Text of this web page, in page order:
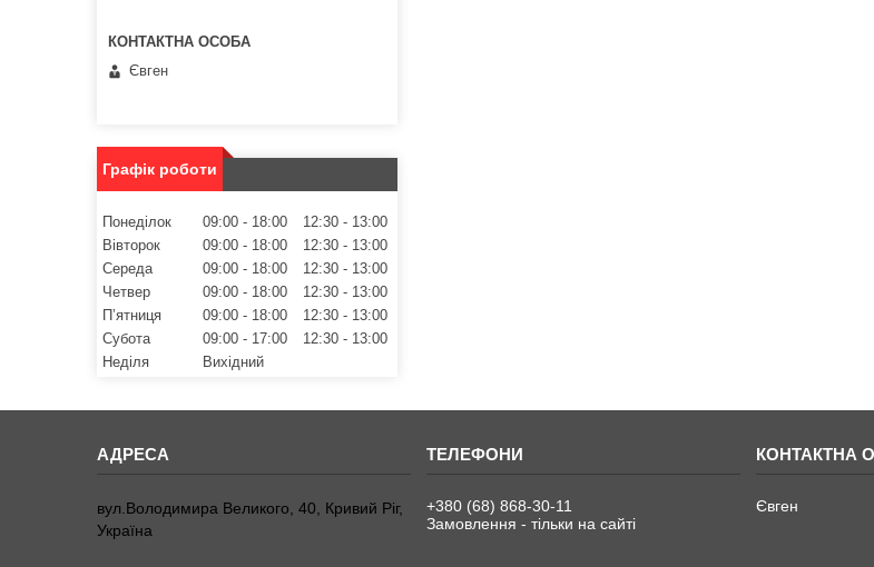
Євген
Графік роботи
Понеділок 09:00 18:00 12:30
13:00
Вівторок
09:00 18:00 12:30
13:00
Середа
09:00 18:00 12:30
13:00
Четвер
09:00 18:00 12:30
13:00
Пʼятниця
09:00 18:00 12:30
13:00
Субота
09:00 17:00 12:30
13:00
Неділя
Вихідний
вул.Володимира Великого, 40, Кривий Ріг,
Україна
+380 (68) 868-30-11
Замовлення - тільки на сайті
Євген